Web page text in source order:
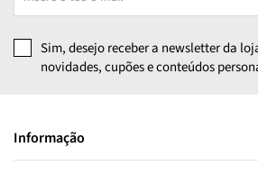
Sim, desejo receber a newsletter da
novidades, cupões e conteúdos
Informação